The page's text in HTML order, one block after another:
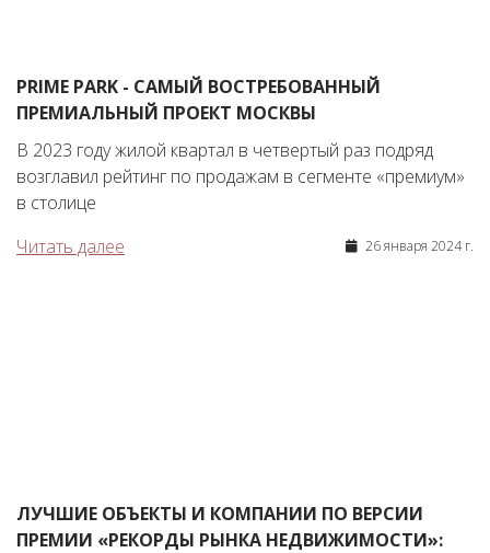
PRIME PARK - САМЫЙ ВОСТРЕБОВАННЫЙ
ПРЕМИАЛЬНЫЙ ПРОЕКТ МОСКВЫ
В 2023 году жилой квартал в четвертый раз подряд
возглавил рейтинг по продажам в сегменте «премиум»
в столице
Читать далее
26 января 2024 г.
ЛУЧШИЕ ОБЪЕКТЫ И КОМПАНИИ ПО ВЕРСИИ
ПРЕМИИ «РЕКОРДЫ РЫНКА НЕДВИЖИМОСТИ»: